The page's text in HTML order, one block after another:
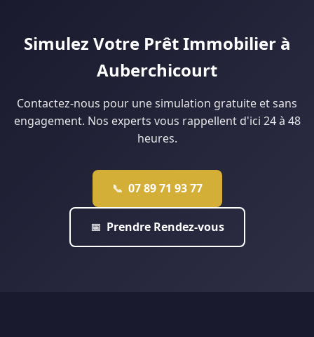
Simulez Votre Prêt Immobilier à
Auberchicourt
Contactez-nous pour une simulation gratuite et sans
engagement. Nos experts vous rappellent d'ici 24 à 48
heures.
📞 07 89 71 93 77
📅 Prendre Rendez-vous